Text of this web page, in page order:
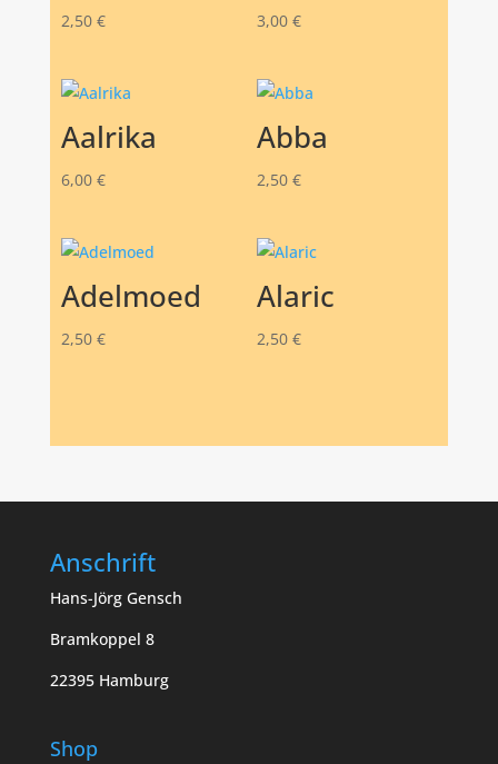
2,50 € 3,00 €
Aalrika
6,00 €
Abba
2,50 €
Adelmoed
2,50 €
Alaric
2,50 €
Anschrift
Hans-Jörg Gensch
Bramkoppel 8
22395 Hamburg
Shop